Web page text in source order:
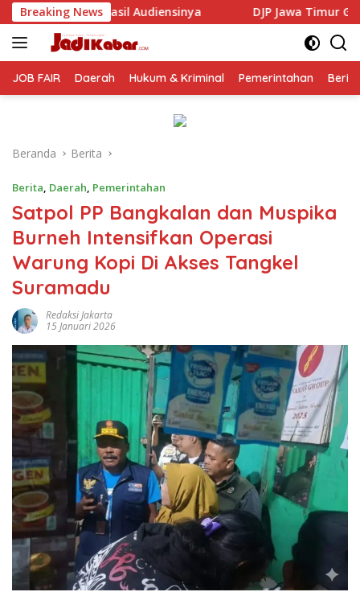
Langsung
ke
konten
Breaking NewsDJP Jawa Timur Gandeng GP Ansor
JOB FAIR Daerah Hukum & Kriminal Pemerintahan
Beranda Berita
Berita, Daerah, Pemerintahan
Satpol PP Bangkalan dan Muspika
Burneh Intensifkan Operasi
Warung Kopi Di Akses Tangkel
Suramadu
Redaksi Jakarta
15 Januari 2026